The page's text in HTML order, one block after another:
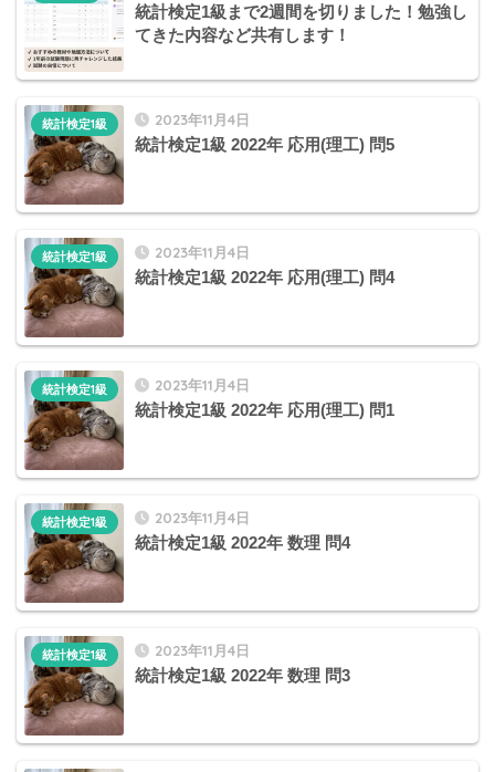
統計検定1級まで2週間を切りました！勉強し
てきた内容など共有します！
2023年11月4日
統計検定1級 2022年 応用(理工) 問5
統計検定1級
2023年11月4日
統計検定1級 2022年 応用(理工) 問4
統計検定1級
2023年11月4日
統計検定1級 2022年 応用(理工) 問1
統計検定1級
2023年11月4日
統計検定1級 2022年 数理 問4
統計検定1級
2023年11月4日
統計検定1級 2022年 数理 問3
統計検定1級